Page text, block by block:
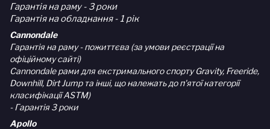
Гарантія на раму - 3 роки
Гарантія на обладнання - 1 рік
Cannondale
Гарантія на раму - пожиттєва (за умови реєстрації на
офіційному сайті)
Cannondale рами для екстримального спорту Gravity, Freeride,
Downhill, Dirt Jump та інші, що належать до п'ятої категорії
класифікації ASTM)
- Гарантія 3 роки
Apollo